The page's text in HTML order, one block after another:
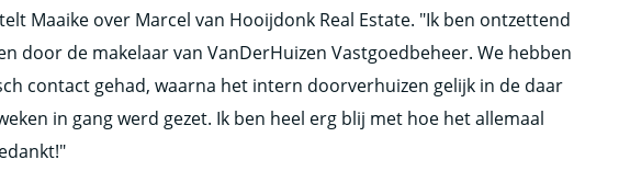
Maaike over Marcel van Hooijdonk Real Estate. "Ik ben ontzettend
door de makelaar van VanDerHuizen Vastgoedbeheer. We hebben
contact gehad, waarna het intern doorverhuizen gelijk in de daar
in gang werd gezet. Ik ben heel erg blij met hoe het allemaal